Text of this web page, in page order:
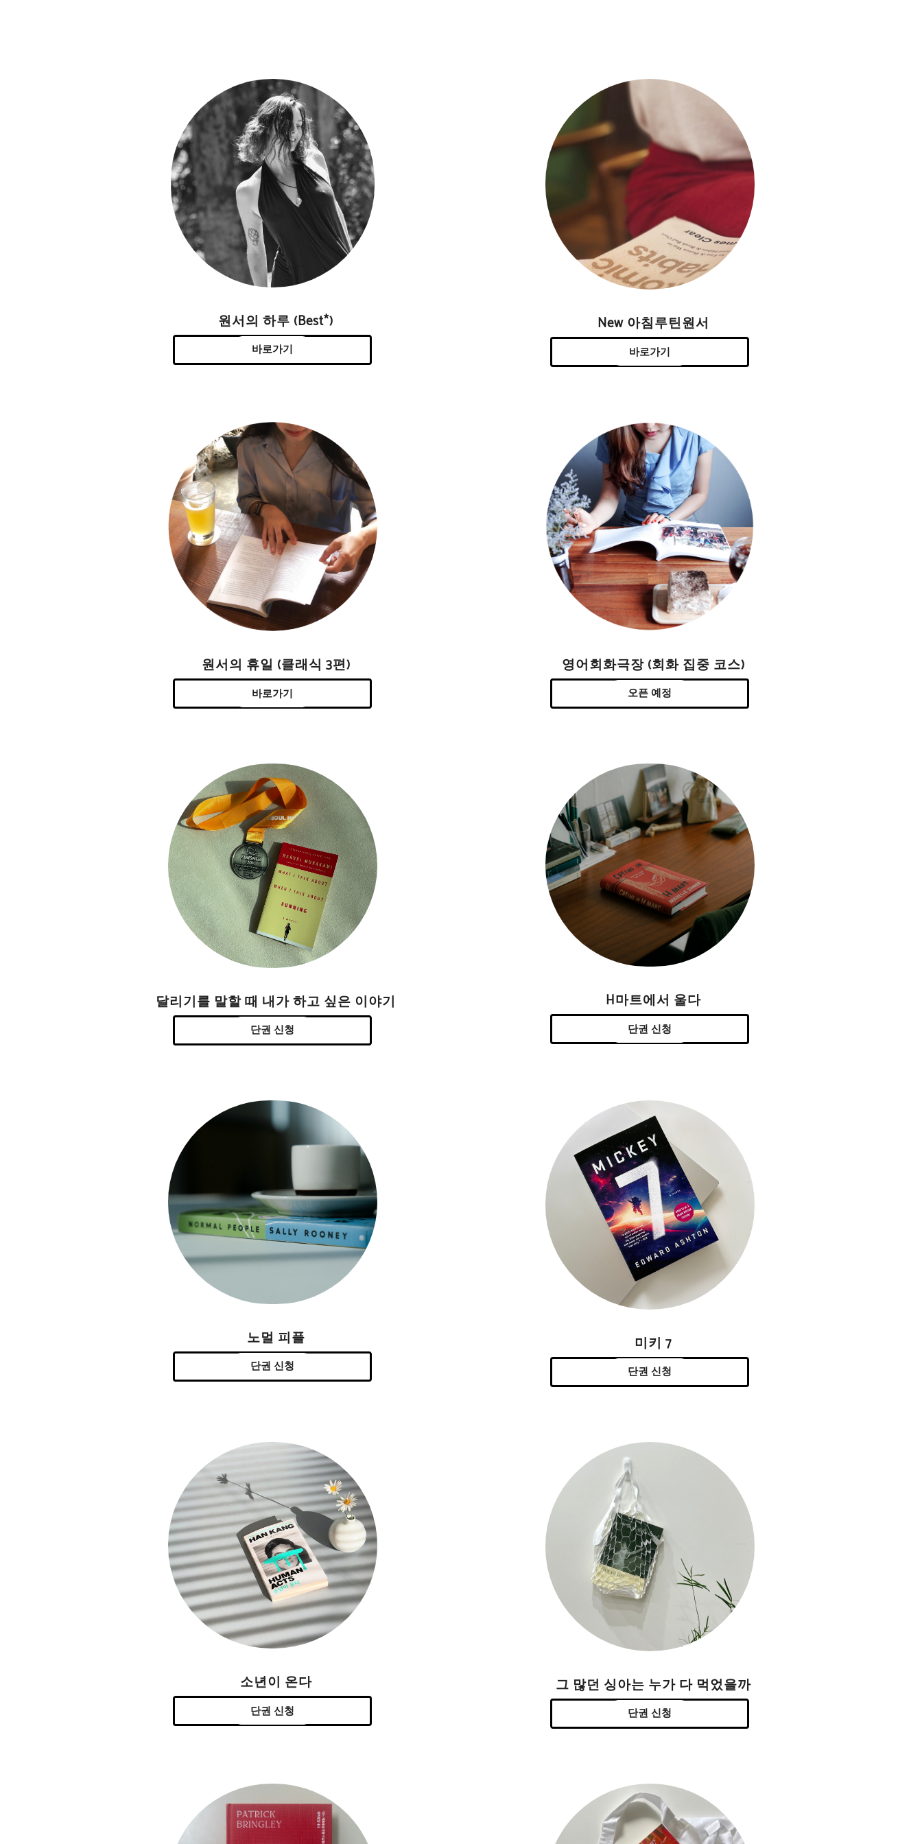
원서의 하루 (Best*)
바로가기
New 아침루틴원서
바로가기
원서의 휴일 (클래식 3편)
바로가기
영어회화극장 (회화 집중 코스)
오픈 예정
달리기를 말할 때 내가 하고 싶은 이야기
단권 신청
H마트에서 울다
단권 신청
노멀 피플
단권 신청
미키 7
단권 신청
소년이 온다
단권 신청
그 많던 싱아는 누가 다 먹었을까
단권 신청